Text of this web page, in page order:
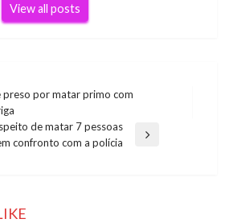
View all posts
preso por matar primo com
de matar 7 pessoas
confronto com a polícia